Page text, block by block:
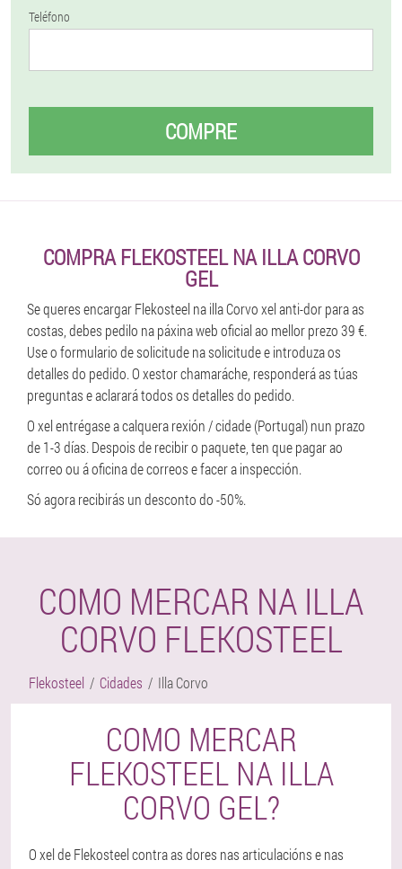
Teléfono
COMPRE
COMPRA FLEKOSTEEL NA ILLA CORVO
GEL
Se queres encargar Flekosteel na illa Corvo xel anti-dor para as
costas, debes pedilo na páxina web oficial ao mellor prezo 39 €.
Use o formulario de solicitude na solicitude e introduza os
detalles do pedido. O xestor chamaráche, responderá as túas
preguntas e aclarará todos os detalles do pedido.
O xel entrégase a calquera rexión / cidade (Portugal) nun prazo
de 1-3 días. Despois de recibir o paquete, ten que pagar ao
correo ou á oficina de correos e facer a inspección.
Só agora recibirás un desconto do -50%.
COMO MERCAR NA ILLA
CORVO FLEKOSTEEL
Flekosteel Cidades Illa Corvo
COMO MERCAR
FLEKOSTEEL NA ILLA
CORVO GEL?
O xel de Flekosteel contra as dores nas articulacións e nas